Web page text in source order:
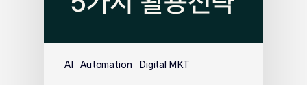
AI Automation Digital MKT